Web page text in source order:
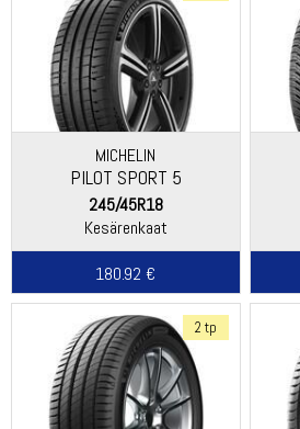
MICHELIN
PILOT SPORT 5
245/45R18
Kesärenkaat
180.92 €
2 tp